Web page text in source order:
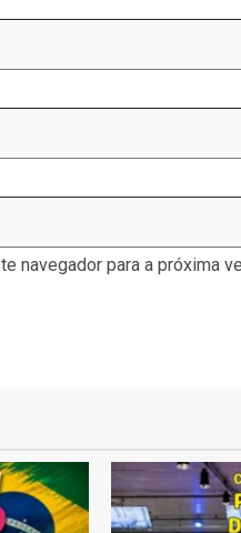
navegador para a próxima